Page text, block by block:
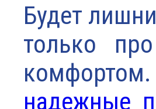
Будет
только
надежные